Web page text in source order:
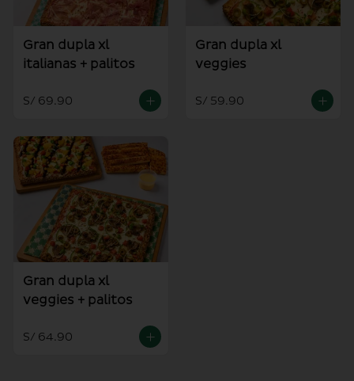
Gran dupla xl
italianas + palitos
S/ 69.90
Gran dupla xl
veggies
S/ 59.90
Gran dupla xl
veggies + palitos
S/ 64.90